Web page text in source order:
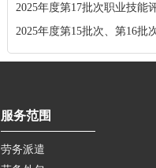
2025年度第17批次职业技能
2025年度第15批次、第16批
服务范围
劳务派遣